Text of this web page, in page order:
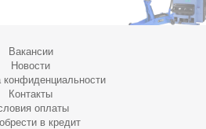
Вакансии
Новости
конфиденциальности
Контакты
оплаты
в кредит